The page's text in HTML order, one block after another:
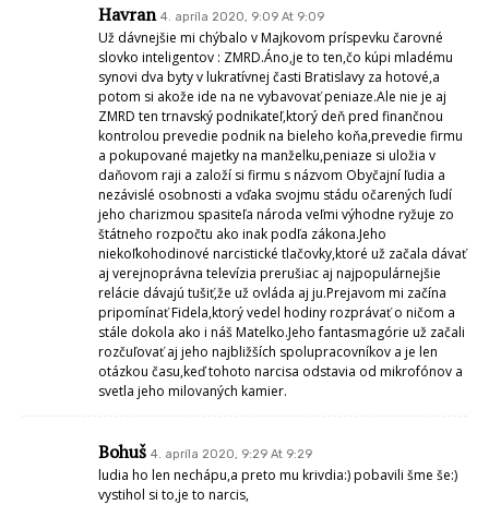
Havran 4. apríla 2020, 9:09 At 9:09
Už dávnejšie mi chýbalo v Majkovom príspevku čarovné
slovko inteligentov : ZMRD.Áno,je to ten,čo kúpi mladému
synovi dva byty v lukratívnej časti Bratislavy za hotové,a
potom si akože ide na ne vybavovať peniaze.Ale nie je aj
ZMRD ten trnavský podnikateľ,ktorý deň pred finančnou
kontrolou prevedie podnik na bieleho koňa,prevedie firmu
a pokupované majetky na manželku,peniaze si uložia v
daňovom raji a založí si firmu s názvom Obyčajní ľudia a
nezávislé osobnosti a vďaka svojmu stádu očarených ľudí
jeho charizmou spasiteľa národa veľmi výhodne ryžuje zo
štátneho rozpočtu ako inak podľa zákona.Jeho
niekoľkohodinové narcistické tlačovky,ktoré už začala dávať
aj verejnoprávna televízia prerušiac aj najpopulárnejšie
relácie dávajú tušiť,že už ovláda aj ju.Prejavom mi začína
pripomínať Fidela,ktorý vedel hodiny rozprávať o ničom a
stále dokola ako i náš Matelko.Jeho fantasmagórie už začali
rozčuľovať aj jeho najbližších spolupracovníkov a je len
otázkou času,keď tohoto narcisa odstavia od mikrofónov a
svetla jeho milovaných kamier.
Bohuš 4. apríla 2020, 9:29 At 9:29
ludia ho len nechápu,a preto mu krivdia:) pobavili šme še:)
vystihol si to,je to narcis,